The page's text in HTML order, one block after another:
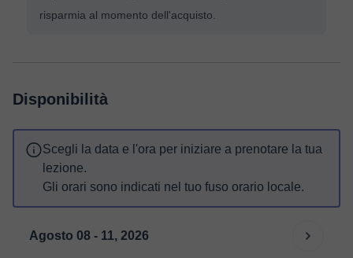
risparmia al momento dell'acquisto.
Disponibilità
Scegli la data e l'ora per iniziare a prenotare la tua
lezione.
Gli orari sono indicati nel tuo fuso orario locale.
Agosto 08 - 11, 2026